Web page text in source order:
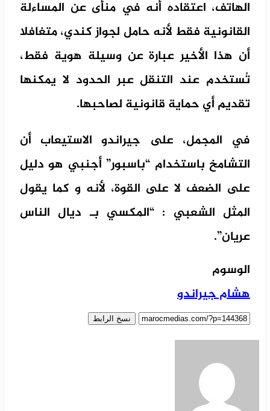
الهاتف، اعتقاده أنه في منأى عن المساءلة
القانونية فقط لأنه حامل لجواز كندي، متغافلا
أن هذا الأخير عبارة عن وسيلة هوية فقط،
تُستخدم عند التنقل عبر الحدود لا يمكنها
تقديم أي حماية قانونية لصاحبها.
في المجمل، على جيراندو الاستيعاب أن
التشامخ باستخدام “باسبور” أجنبي هو دليل
على الضعف لا على القوة، لأنه و كما يقول
المثل الشعبي : “المكسي بـ ديال الناس
عريان”.
الوسوم
هشام جيراندو
نسخ الرابط